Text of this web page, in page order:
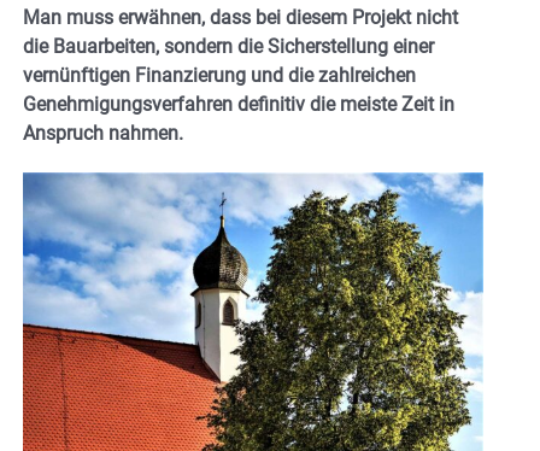
Man muss erwähnen, dass bei diesem Projekt nicht
die Bauarbeiten, sondern die Sicherstellung einer
vernünftigen Finanzierung und die zahlreichen
Genehmigungsverfahren definitiv die meiste Zeit in
Anspruch nahmen.